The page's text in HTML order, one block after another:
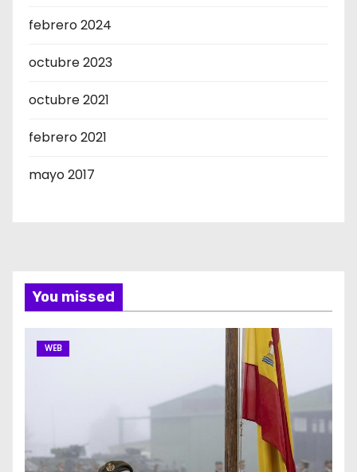
febrero 2024
octubre 2023
octubre 2021
febrero 2021
mayo 2017
You missed
WEB